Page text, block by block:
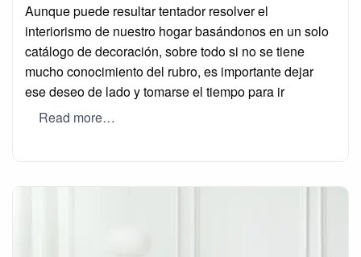
Aunque puede resultar tentador resolver el
interiorismo de nuestro hogar basándonos en un solo
catálogo de decoración, sobre todo si no se tiene
mucho conocimiento del rubro, es importante dejar
ese deseo de lado y tomarse el tiempo para ir
Read more…